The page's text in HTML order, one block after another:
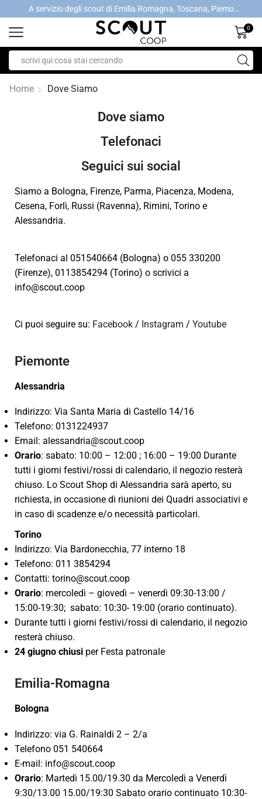
A servizio degli scout di Emilia Romagna, Toscana, Piemonte, Valle d'Aosta- Gratis la spedizione con ordini > €40
0
Home Dove Siamo
Dove siamo
Telefonaci
Seguici sui social
Siamo a Bologna, Firenze, Parma, Piacenza, Modena,
Cesena, Forlì, Russi (Ravenna), Rimini, Torino e
Alessandria.
Telefonaci al 051540664 (Bologna) o 055 330200
(Firenze), 0113854294 (Torino) o scrivici a
info@scout.coop
Ci puoi seguire su: Facebook / Instagram / Youtube
Piemonte
Alessandria
Indirizzo: Via Santa Maria di Castello 14/16
Telefono: 0131224937
Email: alessandria@scout.coop
Orario: sabato: 10:00 – 12:00 ; 16:00 – 19:00 Durante
tutti i giorni festivi/rossi di calendario, il negozio resterà
chiuso. Lo Scout Shop di Alessandria sarà aperto, su
richiesta, in occasione di riunioni dei Quadri associativi e
in caso di scadenze e/o necessità particolari.
Torino
Indirizzo: Via Bardonecchia, 77 interno 18
Telefono: 011 3854294
Contatti: torino@scout.coop
Orario: mercoledì – giovedì – venerdì 09:30-13:00 /
15:00-19:30; sabato: 10:30- 19:00 (orario continuato).
Durante tutti i giorni festivi/rossi di calendario, il negozio
resterà chiuso.
24 giugno chiusi per Festa patronale
Emilia-Romagna
Bologna
Indirizzo: via G. Rainaldi 2 – 2/a
Telefono 051 540664
E-mail: info@scout.coop
Orario: Martedì 15.00/19.30 da Mercoledì a Venerdì
9:30/13.00 15.00/19:30 Sabato orario continuato 10:30-